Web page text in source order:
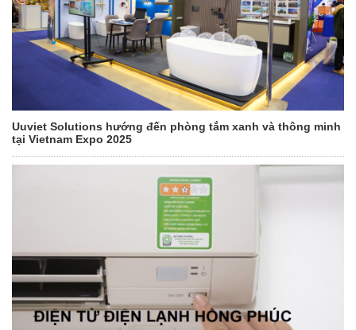
Uuviet Solutions hướng đến phòng tắm xanh và thông minh
tại Vietnam Expo 2025